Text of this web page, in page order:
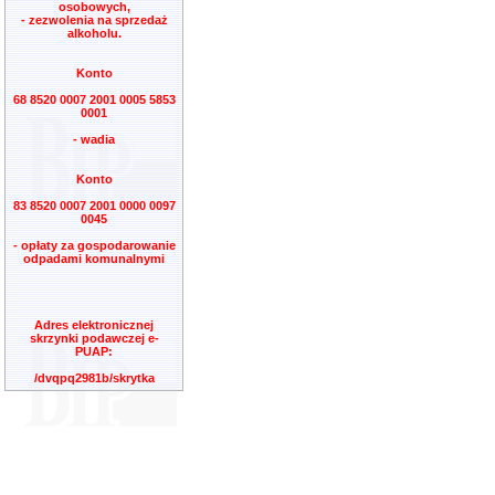
osobowych,
- zezwolenia na sprzedaż
alkoholu.
Konto
68 8520 0007 2001 0005 5853
0001
- wadia
Konto
83 8520 0007 2001 0000 0097
0045
- opłaty za gospodarowanie
odpadami komunalnymi
Adres elektronicznej
skrzynki podawczej e-
PUAP:
/dvqpq2981b/skrytka